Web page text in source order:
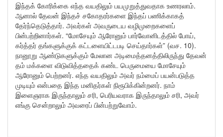
இந்தக் கோரிக்கை எந்த வயதிலும் பயமுறுத்துவதாக உணரலாம்.
ஆனால் தேவன் இந்தச் சகோதரர்களை இந்தப் பணிக்காகத்
தேர்ந்தெடுத்தார். அவர்கள் அவருடைய வழிமுறைகளைப்
பின்பற்றினார்கள். “மோசேயும் ஆரோனும் பார்வோனிடத்தில் போய்,
கர்த்தர் தங்களுக்குக் கட்டளையிட்டபடி செய்தார்கள்” (வச. 10).
நானூறு ஆண்டுகளுக்கும் மேலான அடிமைத்தனத்திலிருந்து தேவன்
தம் மக்களை விடுவித்ததைக் கண்ட பெருமையை மோசேயும்
ஆரோனும் பெற்றனர். எந்த வயதிலும் அவர் நம்மைப் பயன்படுத்த
முடியும் என்பதை இந்த மனிதர்கள் நிரூபிக்கின்றனர். நாம்
இளைஞராக இருந்தாலும் சரி, பெரியவராக இருந்தாலும் சரி, அவர்
எங்கு சென்றாலும் அவரைப் பின்பற்றுவோம்.